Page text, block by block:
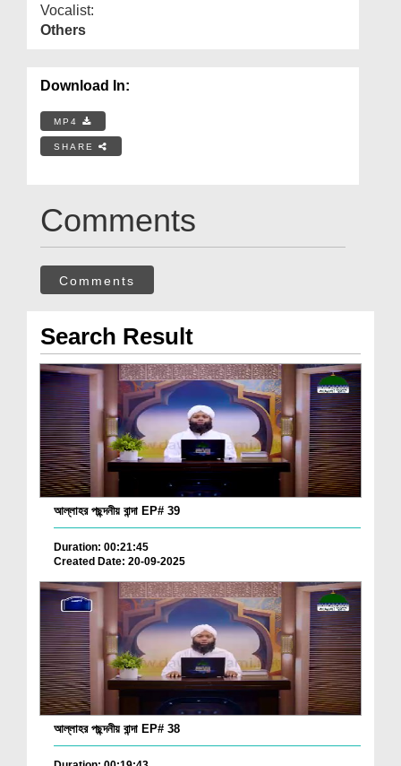
Vocalist:
Others
Download In:
MP4
SHARE
Comments
Comments
Search Result
আল্লাহর পছন্দনীয় বান্দা EP# 39
Duration: 00:21:45
Created Date: 20-09-2025
আল্লাহর পছন্দনীয় বান্দা EP# 38